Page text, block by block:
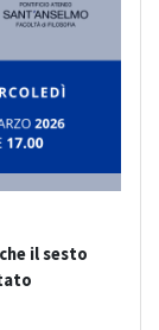
il sesto